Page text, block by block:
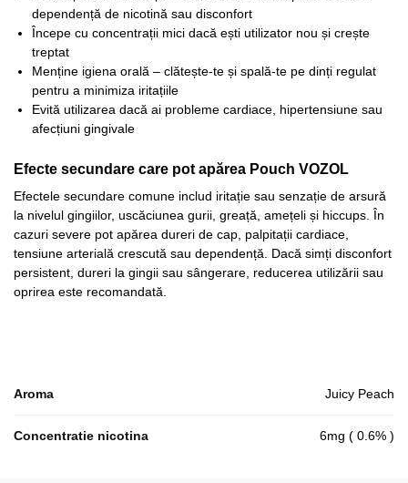
dependență de nicotină sau disconfort
Începe cu concentrații mici dacă ești utilizator nou și crește
treptat​
Menține igiena orală – clătește-te și spală-te pe dinți regulat
pentru a minimiza iritațiile
Evită utilizarea dacă ai probleme cardiace, hipertensiune sau
afecțiuni gingivale
Efecte secundare care pot apărea Pouch VOZOL
Efectele secundare comune includ iritație sau senzație de arsură
la nivelul gingiilor, uscăciunea gurii, greață, amețeli și hiccups. În
cazuri severe pot apărea dureri de cap, palpitații cardiace,
tensiune arterială crescută sau dependență. Dacă simți disconfort
persistent, dureri la gingii sau sângerare, reducerea utilizării sau
oprirea este recomandată.​
Aroma Juicy Peach
Concentratie nicotina 6mg ( 0.6% )